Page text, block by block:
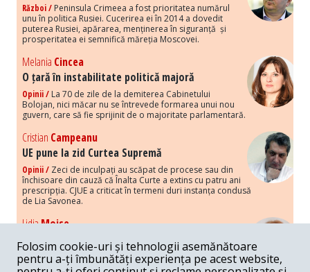
Război / Peninsula Crimeea a fost prioritatea numărul
unu în politica Rusiei. Cucerirea ei în 2014 a dovedit
puterea Rusiei, apărarea, menținerea în siguranță și
prosperitatea ei semnifică măreția Moscovei.
Melania Cincea
O țară în instabilitate politică majoră
Opinii / La 70 de zile de la demiterea Cabinetului
Bolojan, nici măcar nu se întrevede formarea unui nou
guvern, care să fie sprijinit de o majoritate parlamentară.
Cristian Campeanu
UE pune la zid Curtea Supremă
Opinii / Zeci de inculpați au scăpat de procese sau din
închisoare din cauză că Înalta Curte a extins cu patru ani
prescripția. CJUE a criticat în termeni duri instanța condusă
de Lia Savonea.
LidiaMoise
Costurile economice ale haosului politic
Opinii / Economia nu poate rezista cu retorica falsă a
susținerii intereselor poporului, care, de fapt, ascunde
Folosim cookie-uri și tehnologii asemănătoare
pentru a-ți îmbunătăți experiența pe acest website,